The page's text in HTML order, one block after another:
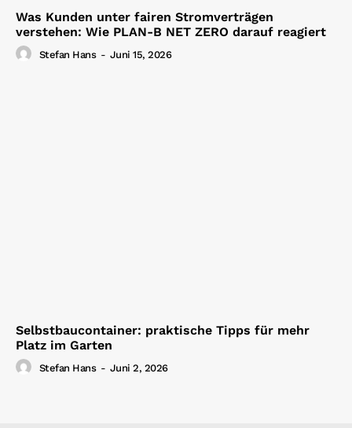
Was Kunden unter fairen Stromverträgen
verstehen: Wie PLAN-B NET ZERO darauf reagiert
Stefan Hans - Juni 15, 2026
Selbstbaucontainer: praktische Tipps für mehr
Platz im Garten
Stefan Hans - Juni 2, 2026